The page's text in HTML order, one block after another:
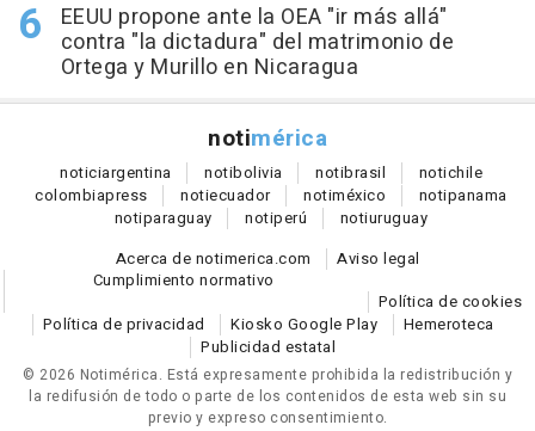
EEUU propone ante la OEA "ir más allá"
contra "la dictadura" del matrimonio de
Ortega y Murillo en Nicaragua
notimérica
noticiargentina notibolivia notibrasil notichile
colombiapress notiecuador notiméxico notipanama
notiparaguay notiperú notiuruguay
Acerca de notimerica.com
Aviso legal
Cumplimiento normativo
Política de cookies
Política de privacidad
Kiosko Google Play
Hemeroteca
Publicidad estatal
© 2026 Notimérica. Está expresamente prohibida la redistribución y
la redifusión de todo o parte de los contenidos de esta web sin su
previo y expreso consentimiento.